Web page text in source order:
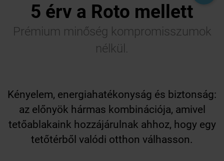
5 érv a Roto mellett
Prémium minőség kompromisszumok
nélkül.
Kényelem, energiahatékonyság és biztonság:
az előnyök hármas kombinációja, amivel
tetőablakaink hozzájárulnak ahhoz, hogy egy
tetőtérből valódi otthon válhasson.